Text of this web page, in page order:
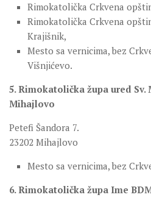
Rimokatolička Crkvena
Rimokatolička Crkvena
Krajišnik,
Mesto sa vernicima, bez
Višnjićevo.
5. Rimokatolička župa ured
Mihajlovo
Petefi Šandora 7.
23202 Mihajlovo
Mesto sa vernicima, bez
6. Rimokatolička župa Ime